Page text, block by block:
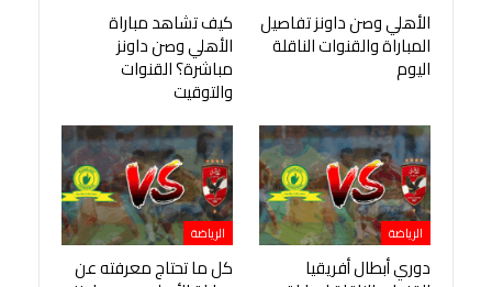
الأهلي وصن داونز تفاصيل
المباراة والقنوات الناقلة
اليوم
كيف تشاهد مباراة
الأهلي وصن داونز
مباشرة؟ القنوات
والتوقيت
الرياضة
دوري أبطال أفريقيا
الرياضة
كل ما تحتاج معرفته عن